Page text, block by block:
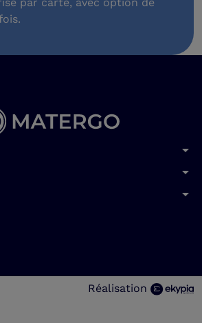
arrow_drop_down
arrow_drop_down
arrow_drop_down
Réalisation